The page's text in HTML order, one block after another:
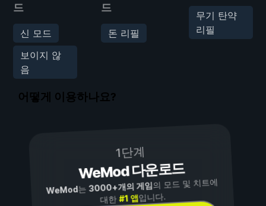
드
신 모드
보이지 않
음
드
돈 리필
무기 탄약
리필
어떻게 이용하나요?
1단계
WeMod 다운로드
WeMod는3000+개의 게임의 모드 및 치트에
대한#1 앱입니다.